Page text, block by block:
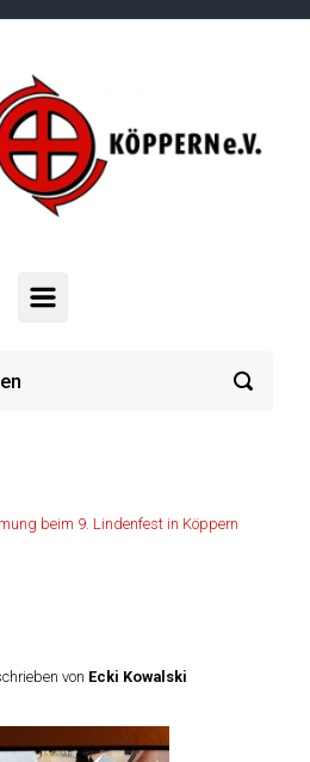
beim 9. Lindenfest in Köppern
von Ecki Kowalski